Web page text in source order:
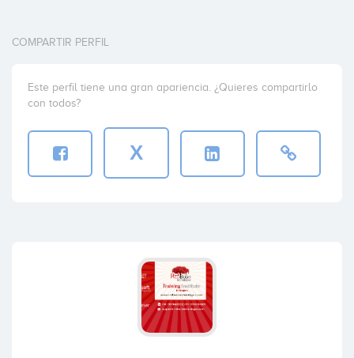
COMPARTIR PERFIL
Este perfil tiene una gran apariencia. ¿Quieres compartirlo
con todos?
X